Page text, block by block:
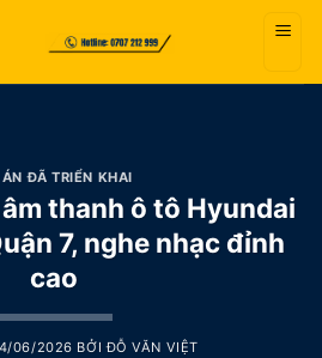
ĐÃ TRIỂN KHAI
thanh ô tô Hyundai
7, nghe nhạc đỉnh
cao
06/2026 BỞIĐỖ VĂN VIỆT